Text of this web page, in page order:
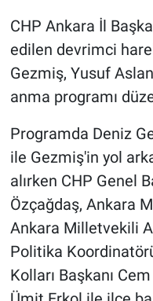
CHP Ankara İl
edilen devrimci
Gezmiş, Yusuf
anma programı
Programda Deniz
ile Gezmiş'in yol
alırken CHP Genel
Özçağdaş, Ankara
Ankara Milletvekili
Politika
Kolları Başkanı
Gündem Özel
Günün görüntüsü
İlan
Kimdir
Koronavirüs
Kültür Sanat